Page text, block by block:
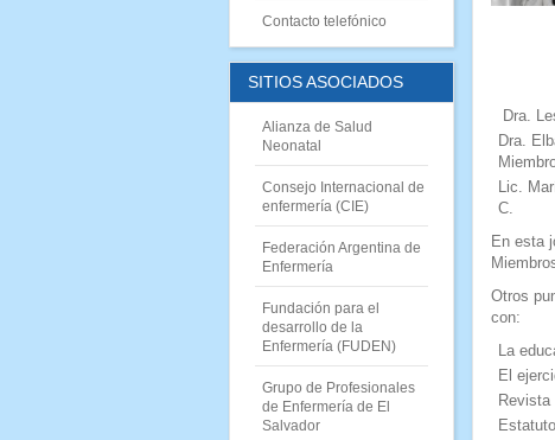
Dra.
Dra.
Lic.
C.
En esta
Otros
con:
La
El
Contacto telefónico
SITIOS ASOCIADOS
Alianza de Salud
Neonatal
Consejo Internacional de
enfermería (CIE)
Federación Argentina de
Enfermería
Fundación para el
desarrollo de la
Enfermería (FUDEN)
Grupo de Profesionales
de Enfermería de El
Salvador